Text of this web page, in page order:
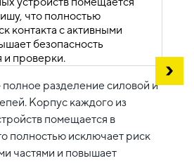
разделение силовой и
Корпус каждого из
помещается в
полностью исключает риск
частями и повышает